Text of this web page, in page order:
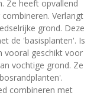
Ze heeft opvallend
Verlangt
grond. Deze
de 'basisplanten'. Is
vooral geschikt voor
vochtige grond. Ze
combineren met